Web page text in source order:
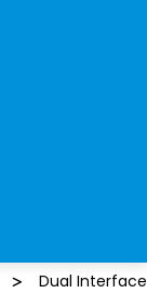
Dual